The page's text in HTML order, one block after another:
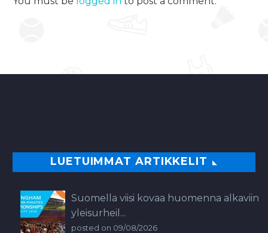
kaksikko voitti
LUETUIMMAT ARTIKKELIT
Suomella viisi kovaa huomenna alkaviin
yleisurheil...
posted on 09/08/2026